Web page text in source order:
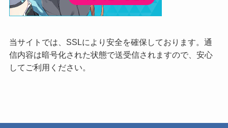
当サイトでは、SSLにより安全を確保しております。通
信内容は暗号化された状態で送受信されますので、安心
してご利用ください。